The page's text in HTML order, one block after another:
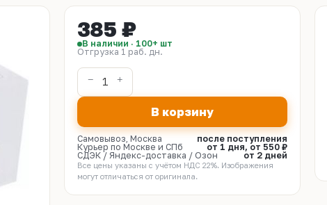
385 ₽
В наличии · 100+ шт
Отгрузка 1 раб. дн.
В корзину
Самовывоз, Москва
после поступления
Курьер по Москве и СПб
от 1 дня, от 550 ₽
СДЭК / Яндекс-доставка / Озон
от 2 дней
Все цены указаны с учётом НДС 22%. Изображения
могут отличаться от оригинала.